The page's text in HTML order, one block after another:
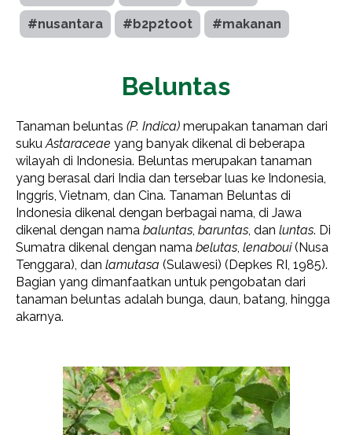
#nusantara #b2p2toot #makanan
Beluntas
Tanaman beluntas (P. Indica) merupakan tanaman dari
suku Astaraceae yang banyak dikenal di beberapa
wilayah di Indonesia. Beluntas merupakan tanaman
yang berasal dari India dan tersebar luas ke Indonesia,
Inggris, Vietnam, dan Cina. Tanaman Beluntas di
Indonesia dikenal dengan berbagai nama, di Jawa
dikenal dengan nama baluntas baruntas , dan luntas. Di
Sumatra dikenal dengan nama belutas lenaboui(Nusa
Tenggara), dan lamutasa (Sulawesi) (Depkes RI, 1985).
Bagian yang dimanfaatkan untuk pengobatan dari
tanaman beluntas adalah bunga, daun, batang, hingga
akarnya.